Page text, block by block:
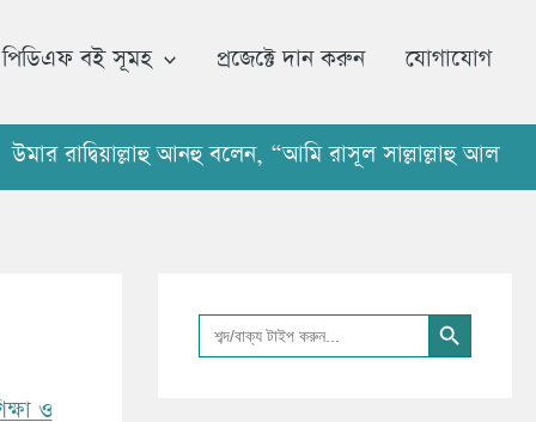
পিডিএফ বই সূমহ প্রজেক্টে দান করুন যোগাযোগ
আনহু বলেন, “আমি রাসূল সাল্লাল্লাহু আলাইহি
ও
Search
for:
Search Button
ভ